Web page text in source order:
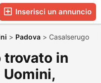
Inserisci un annuncio
> Padova > Casalserugo
trovato in
Uomini,